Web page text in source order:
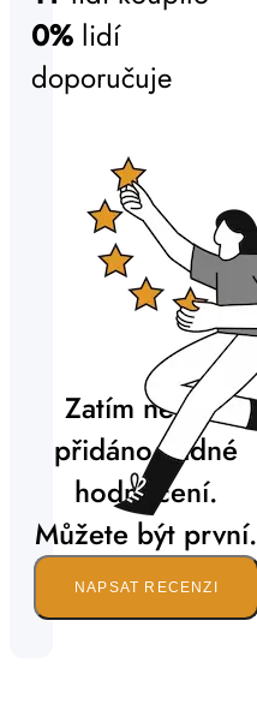
0% lidí
doporučuje
Zatím nebylo
přidáno žádné
hodnocení.
Můžete být první.
NAPSAT RECENZI